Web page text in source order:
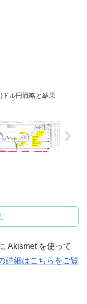
ドル円戦略と結果
Akismet を使って
詳細はこちらをご覧